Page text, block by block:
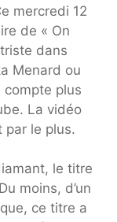
mercredi 12
de « On
dans
Menard ou
compte plus
La vidéo
par le plus.
le titre
moins, d’un
ce titre a